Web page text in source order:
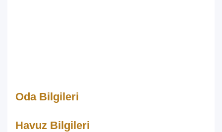
Oda Bilgileri
Havuz Bilgileri